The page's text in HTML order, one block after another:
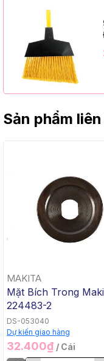
Sản phẩm
MAKITA
Mặt Bích Trong
224483-2
DS-053040
Dự kiến giao hàng
32.400₫ / Cái